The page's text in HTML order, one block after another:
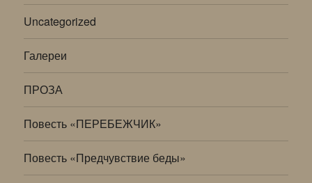
Uncategorized
Галереи
ПРОЗА
Повесть «ПЕРЕБЕЖЧИК»
Повесть «Предчувствие беды»